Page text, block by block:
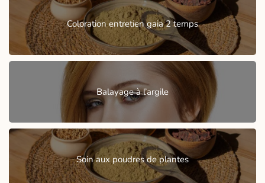
Coloration entretien gaia 2 temps
Balayage à l’argile
Soin aux poudres de plantes